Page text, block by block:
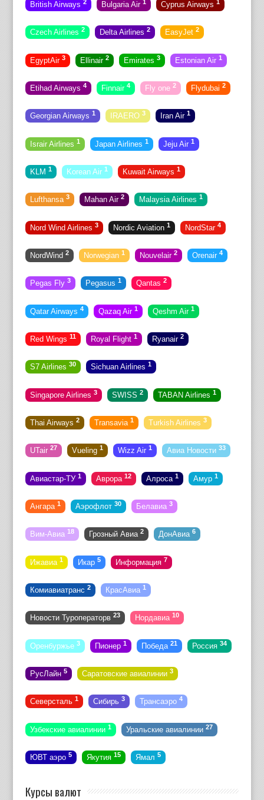
British Airways 2 Bulgaria Air 1 Cyprus Airways 1
Czech Airlines 2 Delta Airlines 2 EasyJet 2
EgyptAir 3 Ellinair 2 Emirates 3 Estonian Air 1
Etihad Airways 4 Finnair 4 Fly one 2 Flydubai 2
Georgian Airways 1 IRAERO 3 Iran Air 1
Israir Airlines 1 Japan Airlines 1 Jeju Air 1
KLM 1 Korean Air 1 Kuwait Airways 1
Lufthansa 3 Mahan Air 2 Malaysia Airlines 1
Nord Wind Airlines 3 Nordic Aviation 1 NordStar 4
NordWind 2 Norwegian 1 Nouvelair 2 Orenair 4
Pegas Fly 3 Pegasus 1 Qantas 2
Qatar Airways 4 Qazaq Air 1 Qeshm Air 1
Red Wings 11 Royal Flight 1 Ryanair 2
S7 Airlines 30 Sichuan Airlines 1
Singapore Airlines 3 SWISS 2 TABAN Airlines 1
Thai Airways 2 Transavia 1 Turkish Airlines 3
UTair 27 Vueling 1 Wizz Air 1 Авиа Новости 33
Авиастар-ТУ 1 Аврора 12 Алроса 1 Амур 1
Ангара 1 Аэрофлот 30 Белавиа 3
Вим-Авиа 18 Грозный Авиа 2 ДонАвиа 6
Ижавиа 1 Икар 5 Информация 7
Комиавиатранс 2 КрасАвиа 1
Новости Туроператорв 23 Нордавиа 10
Оренбуржье 3 Пионер 1 Победа 21 Россия 34
РусЛайн 5 Саратовские авиалинии 3
Северсталь 1 Сибирь 3 Трансаэро 4
Узбекские авиалинии 1 Уральские авиалинии 27
ЮВТ аэро 5 Якутия 15 Ямал 5
Курсы валют